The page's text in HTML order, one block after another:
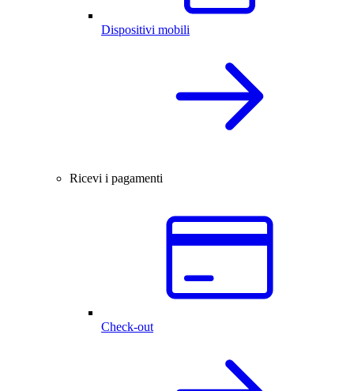
Dispositivi mobili
Ricevi i pagamenti
Check-out